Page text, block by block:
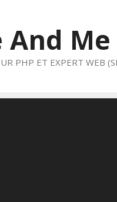
And Me
PHP ET EXPERT WEB